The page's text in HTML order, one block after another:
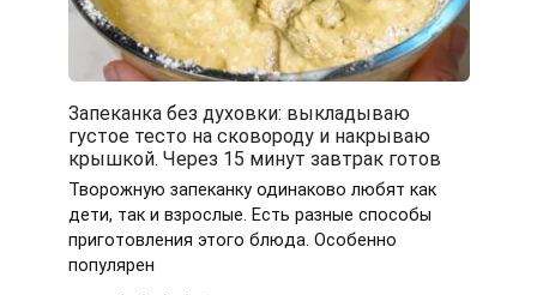
Запеканка без духовки: выкладываю
густое тесто на сковороду и накрываю
крышкой. Через 15 минут завтрак готов
Творожную запеканку одинаково любят как
дети, так и взрослые. Есть разные способы
приготовления этого блюда. Особенно
популярен